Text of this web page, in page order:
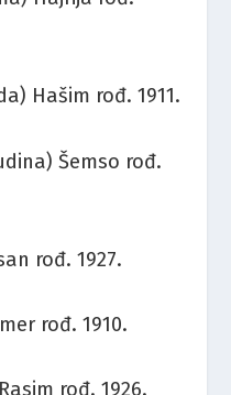
Hašim rođ. 1911.
Šemso rođ.
rođ. 1927.
rođ. 1910.
rođ. 1926.